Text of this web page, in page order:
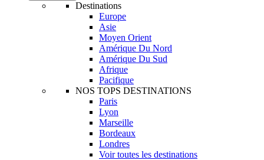
Destinations
Europe
Asie
Moyen Orient
Amérique Du Nord
Amérique Du Sud
Afrique
Pacifique
NOS TOPS DESTINATIONS
Paris
Lyon
Marseille
Bordeaux
Londres
Voir toutes les destinations